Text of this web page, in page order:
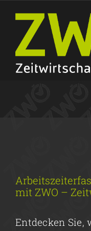
Inhalt
springen
PREISE
NEWS
mit ZWO –
Entdecken Sie,